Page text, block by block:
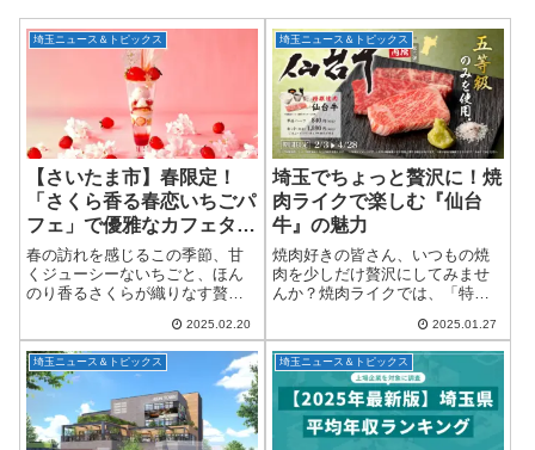
埼玉ニュース＆トピックス
【さいたま市】春限定！
「さくら香る春恋いちごパ
フェ」で優雅なカフェタイ
ム
春の訪れを感じるこの季節、甘
くジューシーないちごと、ほん
のり香るさくらが織りなす贅沢
（水）～4月14日（月）の期間限
定で、「大宮璃宮 カフェ＆レス
トラン 四季庭」（埼玉県さいた
ま市...
2025.02.20
埼玉ニュース＆トピックス
埼玉でちょっと贅沢に！焼
肉ライクで楽しむ『仙台
牛』の魅力
焼肉好きの皆さん、いつもの焼
肉を少しだけ贅沢にしてみませ
んか？焼肉ライクでは、「特撰
日本屈指の銘柄牛「仙台牛」が
期間限定で登場！全国82店舗
で、2月3日（月）から楽しむこ
とができます。埼玉...
2025.01.27
埼玉ニュース＆トピックス 埼玉ニュース＆トピックス